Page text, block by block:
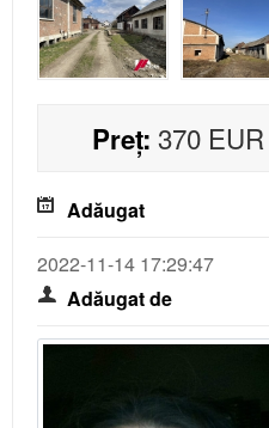
Preț: 370 EUR
Adăugat
2022-11-14 17:29:47
Adăugat de
Contractul de inchiriere
Adeverinta asociatia de locatari